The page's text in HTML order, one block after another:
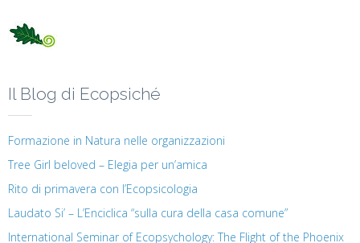
Il Blog di Ecopsiché
Formazione in Natura nelle organizzazioni
Tree Girl beloved – Elegia per un’amica
Rito di primavera con l’Ecopsicologia
Laudato Si’ – L’Enciclica “sulla cura della casa comune”
International Seminar of Ecopsychology: The Flight of the Phoenix